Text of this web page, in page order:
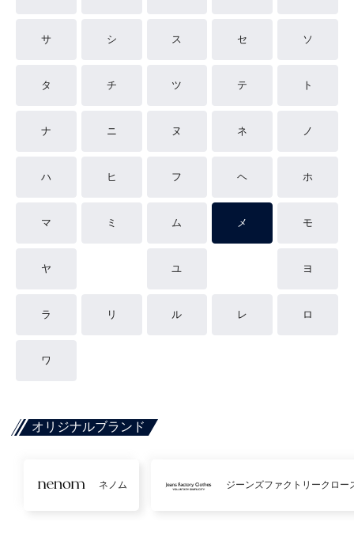
サ シ ス セ ソ
タ チ ツ テ ト
ナ ニ ヌ ネ ノ
ハ ヒ フ ヘ ホ
マ ミ ム メ モ
ヤ ユ ヨ
ラ リ ル レ ロ
ワ
オリジナルブランド
ネノム ジーンズファクトリークロー